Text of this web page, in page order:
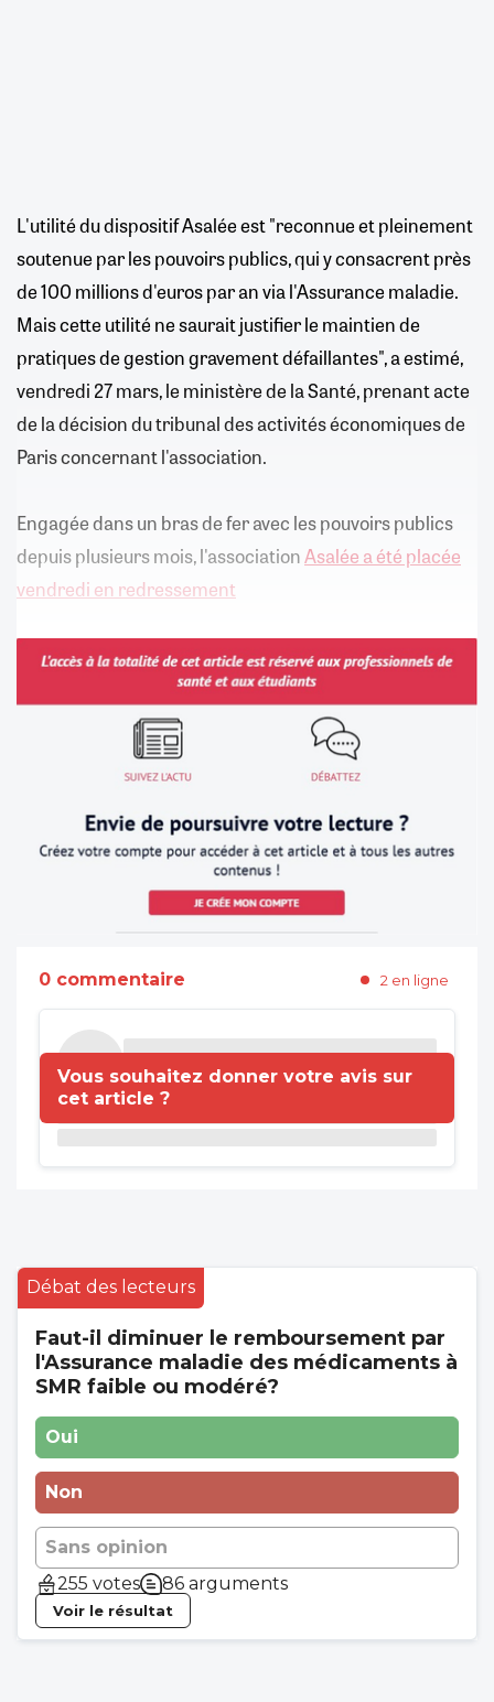
L'utilité du dispositif Asalée est "reconnue et pleinement
soutenue par les pouvoirs publics, qui y consacrent près
de 100 millions d'euros par an via l'Assurance maladie.
Mais cette utilité ne saurait justifier le maintien de
pratiques de gestion gravement défaillantes", a estimé,
vendredi 27 mars, le ministère de la Santé, prenant acte
de la décision du tribunal des activités économiques de
Paris concernant l'association.
Engagée dans un bras de fer avec les pouvoirs publics
depuis plusieurs mois, l'associationAsalée a été placée
vendredi en redressement
0 commentaire 2 en ligne
Vous souhaitez donner votre avis sur
cet article ?
Débat des lecteurs
Faut-il diminuer le remboursement par
l'Assurance maladie des médicaments à
SMR faible ou modéré?
Oui
Non
Sans opinion
255 votes
86 arguments
Voir le résultat